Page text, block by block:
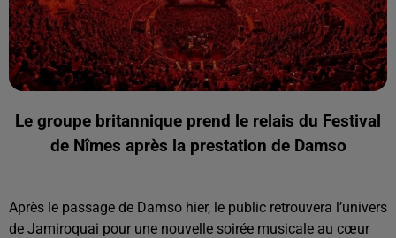
Le groupe britannique prend le relais du Festival
de Nîmes après la prestation de Damso
Après le passage de Damso hier, le public retrouvera l’univers
de Jamiroquai pour une nouvelle soirée musicale au cœur